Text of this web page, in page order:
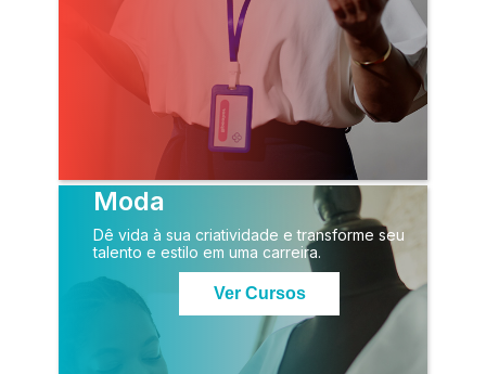
Moda
Dê vida à sua criatividade e transforme seu
talento e estilo em uma carreira.
Ver Cursos